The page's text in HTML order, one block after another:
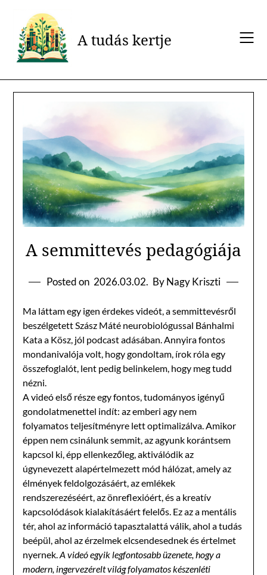
content
A tudás kertje
A semmittevés pedagógiája
Posted on 2026.03.02. By Nagy Kriszti
Ma láttam egy igen érdekes videót, a semmittevésről
beszélgetett Szász Máté neurobiológussal Bánhalmi
Kata a Kösz, jól podcast adásában. Annyira fontos
mondanivalója volt, hogy gondoltam, írok róla egy
összefoglalót, lent pedig belinkelem, hogy meg tudd
nézni.
A videó első része egy fontos, tudományos igényű
gondolatmenettel indít: az emberi agy nem
folyamatos teljesítményre lett optimalizálva. Amikor
éppen nem csinálunk semmit, az agyunk korántsem
kapcsol ki, épp ellenkezőleg, aktiválódik az
úgynevezett alapértelmezett mód hálózat, amely az
élmények feldolgozásáért, az emlékek
rendszerezéséért, az önreflexióért, és a kreatív
kapcsolódások kialakításáért felelős. Ez az a mentális
tér, ahol az információ tapasztalattá válik, ahol a tudás
beépül, ahol az érzelmek elcsendesednek és értelmet
nyernek.A videó egyik legfontosabb üzenete, hogy a
modern, ingervezérelt világ folyamatos készenléti